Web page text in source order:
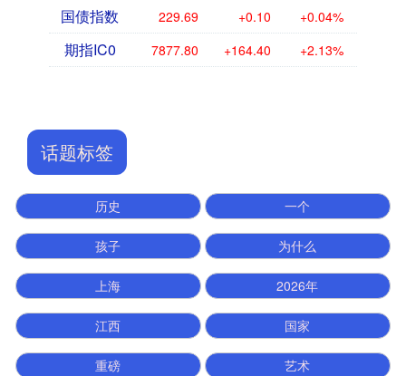
国债指数 229.69 +0.10 +0.04%
期指IC0 7877.80 +164.40 +2.13%
话题标签
历史 一个
孩子 为什么
上海 2026年
江西 国家
重磅 艺术